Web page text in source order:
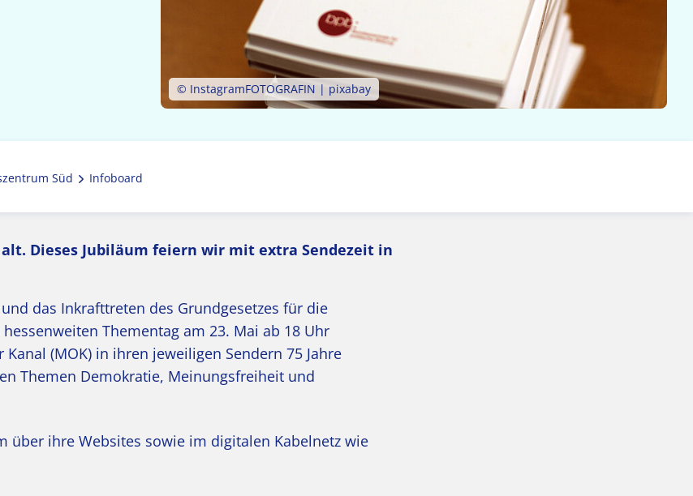
© InstagramFOTOGRAFIN | pixabay
Süd Infoboard
alt. Dieses Jubiläum feiern wir mit extra Sendezeit in
das Inkrafttreten des Grundgesetzes für die
Thementag am 23. Mai ab 18 Uhr
(MOK) in ihren jeweiligen Sendern 75 Jahre
Themen Demokratie, Meinungsfreiheit und
über ihre Websites sowie im digitalen Kabelnetz wie